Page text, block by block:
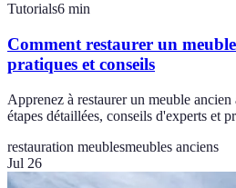
Tutorials6 min
Comment restaurer un
pratiques et conseils
Apprenez à restaurer un meuble
étapes détaillées, conseils d'experts et
restauration meublesmeubles anciens
Jul 26